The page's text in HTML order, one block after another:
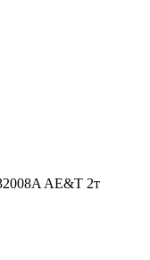
AE&T 2т